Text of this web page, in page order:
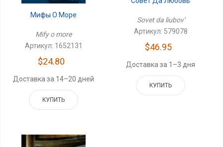
Мифы О Море
Mify o more
Артикул: 1652131
$24.80
Доставка за 14–20 дней
КУПИТЬ
Sovet da liubov'
Артикул: 579078
$46.95
Доставка за 1–3 дня
КУПИТЬ